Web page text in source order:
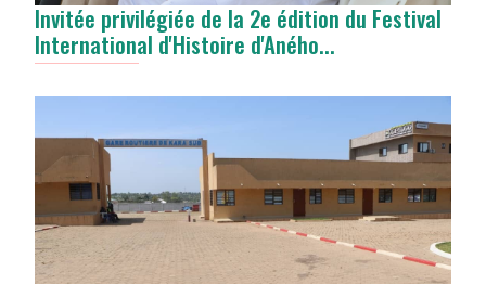
Invitée privilégiée de la 2e édition du Festival
International d'Histoire d'Aného...